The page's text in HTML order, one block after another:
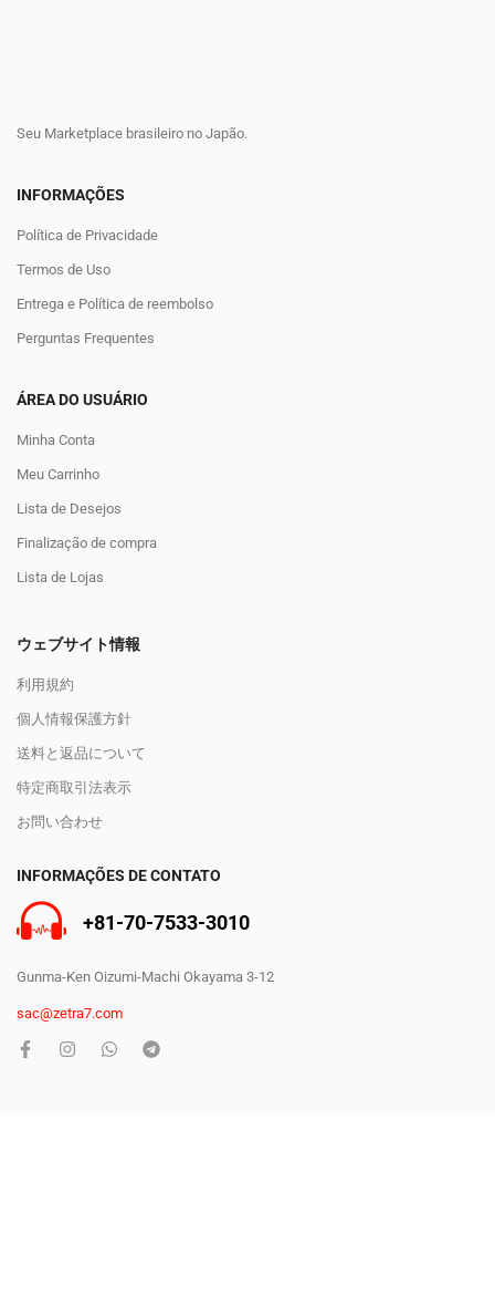
Seu Marketplace brasileiro no Japão.
INFORMAÇÕES
Política de Privacidade
Termos de Uso
Entrega e Política de reembolso
Perguntas Frequentes
ÁREA DO USUÁRIO
Minha Conta
Meu Carrinho
Lista de Desejos
Finalização de compra
Lista de Lojas
ウェブサイト情報
利用規約
個人情報保護方針
送料と返品について
特定商取引法表示
お問い合わせ
INFORMAÇÕES DE CONTATO
+81-70-7533-3010
Gunma-Ken Oizumi-Machi Okayama 3-12
sac@zetra7.com